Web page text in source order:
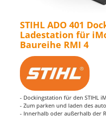
STIHL ADO 401
Ladestation für
Baureihe RMI 4
- Dockingstation für den STIHL
- Zum parken und laden des
- Innerhalb oder außerhalb der